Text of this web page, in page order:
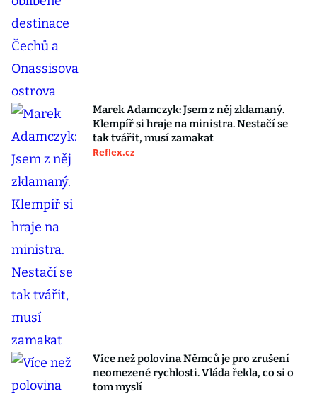
Marek Adamczyk: Jsem z něj zklamaný.
Klempíř si hraje na ministra. Nestačí se
tak tvářit, musí zamakat
Reflex.cz
Více než polovina Němců je pro zrušení
neomezené rychlosti. Vláda řekla, co si o
tom myslí